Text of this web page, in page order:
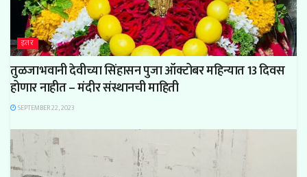
इतर
तुळजाभवानी देवीच्या सिंहासन पुजा ऑक्टोबर महिन्यात 13 दिवस
होणार नाहीत – मंदीर संस्थानची माहिती
SEPTEMBER 22, 2023